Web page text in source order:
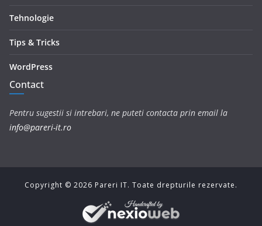
Tehnologie
Tips & Tricks
WordPress
Contact
Pentru sugestii si intrebari, ne puteti contacta prin email la
info@pareri-it.ro
Copyright © 2026 Pareri IT. Toate drepturile rezervate.